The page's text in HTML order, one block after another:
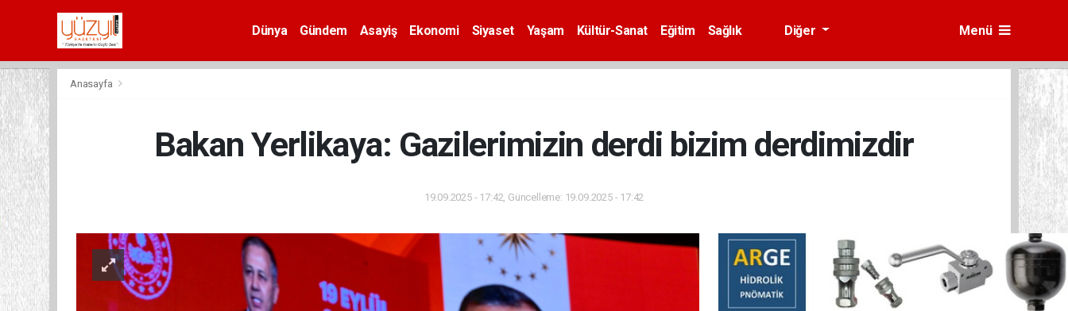
Dünya Gündem Asayiş Ekonomi Siyaset Yaşam Kültür-Sanat Eğitim
Sağlık
Diğer Menü
Anasayfa
Bakan Yerlikaya: Gazilerimizin derdi bizim derdimizdir
19.09.2025 - 17:42, Güncelleme: 19.09.2025 - 17:42